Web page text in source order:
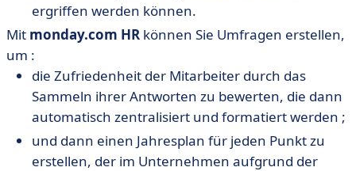
ergriffen werden können.
Mit monday.com HR können Sie Umfragen erstellen,
um :
die Zufriedenheit der Mitarbeiter durch das
Sammeln ihrer Antworten zu bewerten, die dann
automatisch zentralisiert und formatiert werden ;
und dann einen Jahresplan für jeden Punkt zu
erstellen, der im Unternehmen aufgrund der